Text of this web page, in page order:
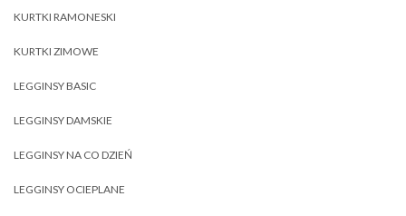
KURTKI RAMONESKI
KURTKI ZIMOWE
LEGGINSY BASIC
LEGGINSY DAMSKIE
LEGGINSY NA CO DZIEŃ
LEGGINSY OCIEPLANE